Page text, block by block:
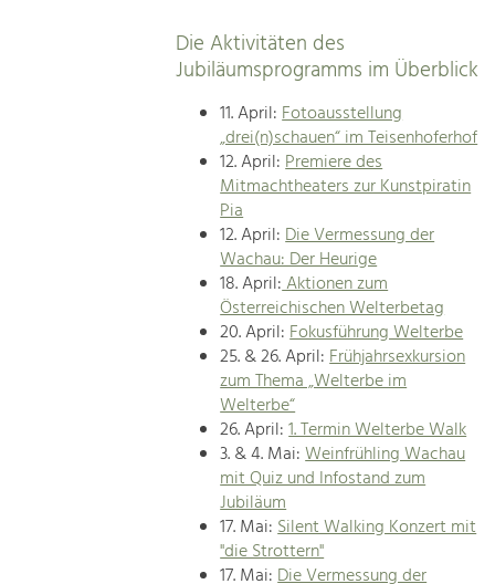
Die Aktivitäten des
Jubiläumsprogramms im Überblick
11. April:Fotoausstellung
„drei(n)schauen“ im Teisenhoferhof
12. April:Premiere des
Mitmachtheaters zur Kunstpiratin
Pia
12. April:Die Vermessung der
Wachau: Der Heurige
18. April:Aktionen zum
Österreichischen Welterbetag
20. April:Fokusführung Welterbe
25. & 26. April:Frühjahrsexkursion
zum Thema „Welterbe im
Welterbe“
26. April:1. Termin Welterbe Walk
3. & 4. Mai:Weinfrühling Wachau
mit Quiz und Infostand zum
Jubiläum
17. Mai:Silent Walking Konzert mit
"die Strottern"
17. Mai:Die Vermessung der